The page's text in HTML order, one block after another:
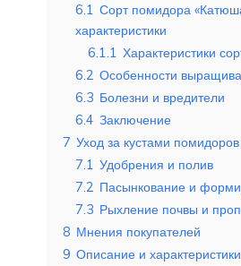
6.1 Сорт помидора
характеристики
6.1.1 Характеристики
6.2 Особенности
6.3 Болезни и вредители
6.4 Заключение
7 Уход за кустами помидоров
7.1 Удобрения и полив
7.2 Пасынкование и
7.3 Рыхление почвы и
8 Мнения покупателей
9 Описание и